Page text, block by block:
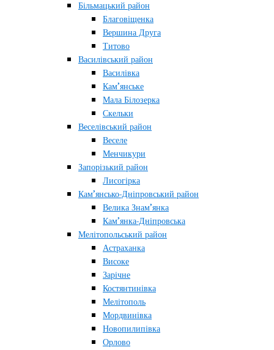
Більмацький район
Благовіщенка
Вершина Друга
Титово
Василівський район
Василівка
Кам’янське
Мала Білозерка
Скельки
Веселівський район
Веселе
Менчикури
Запорізький район
Лисогірка
Кам’янсько-Дніпровський район
Велика Знам’янка
Кам’янка-Дніпровська
Мелітопольський район
Астраханка
Високе
Зарічне
Костянтинівка
Мелітополь
Мордвинівка
Новопилипівка
Орлово